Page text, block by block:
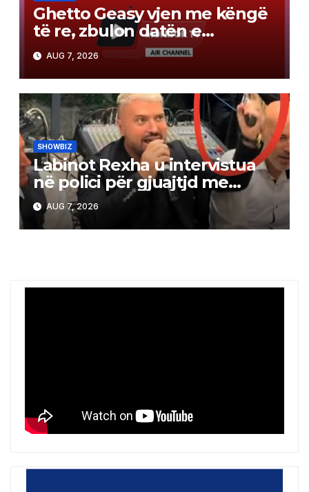
Ghetto Geasy vjen me këngë
të re, zbulon datën e
publikimit (Video)
AUG 7, 2026
SHOWBIZ
Labinot Rexha u intervistua
në polici për gjuajtjd me
revole, ja versioni i tij
AUG 7, 2026